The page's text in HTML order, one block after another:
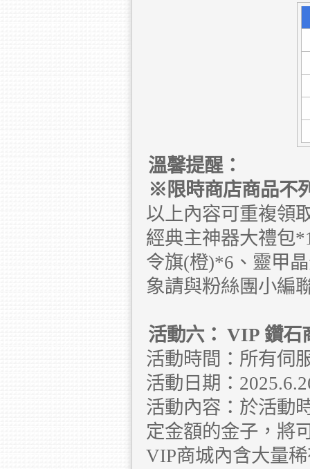
溫馨提醒：
※限時商店商品不
以上內容可重複領
經典主神器大禮包
令旗(橙)*6、靈甲
象請與粉絲團小編
活動六： VIP 鑽石
活動時間：所有伺
活動日期：
活動內容：於活動
定金額的金子，將
VIP商城內含大量